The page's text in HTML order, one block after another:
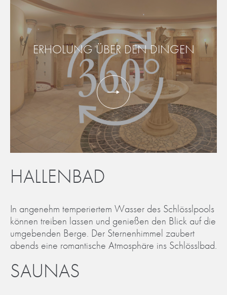
ERHOLUNG ÜBER DEN DINGEN
HALLENBAD
In angenehm temperiertem Wasser des Schlösslpools
können treiben lassen und genießen den Blick auf die
umgebenden Berge. Der Sternenhimmel zaubert
abends eine romantische Atmosphäre ins Schlösslbad.
SAUNAS